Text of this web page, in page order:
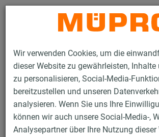
Wir verwenden Cookies, um die
dieser Website zu gewährleisten, Inhalte
zu personalisieren, Social-Media-
bereitzustellen und unseren
analysieren. Wenn Sie uns Ihre
können wir auch unsere Social-Media-,
Analysepartner über Ihre Nutzung dieser
Produkte Befestigungstechnik
Installationsschienen für die
MPR-Systemschienen (leichter bis mittlerer